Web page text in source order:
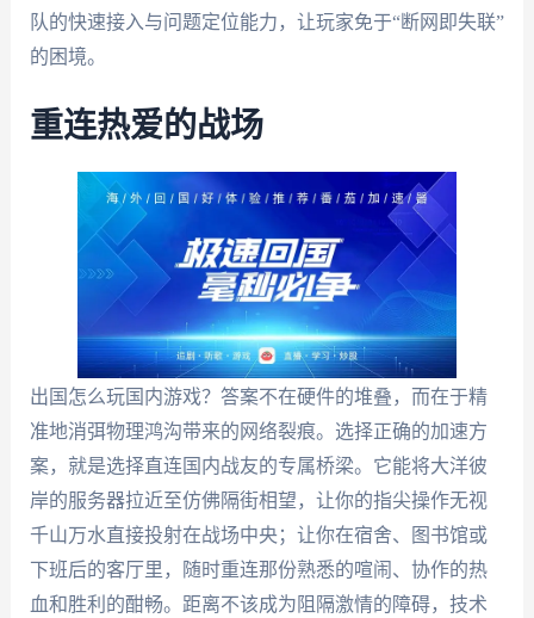
队的快速接入与问题定位能力，让玩家免于“断网即失联”
的困境。
重连热爱的战场
出国怎么玩国内游戏？答案不在硬件的堆叠，而在于精
准地消弭物理鸿沟带来的网络裂痕。选择正确的加速方
案，就是选择直连国内战友的专属桥梁。它能将大洋彼
岸的服务器拉近至仿佛隔街相望，让你的指尖操作无视
千山万水直接投射在战场中央；让你在宿舍、图书馆或
下班后的客厅里，随时重连那份熟悉的喧闹、协作的热
血和胜利的酣畅。距离不该成为阻隔激情的障碍，技术